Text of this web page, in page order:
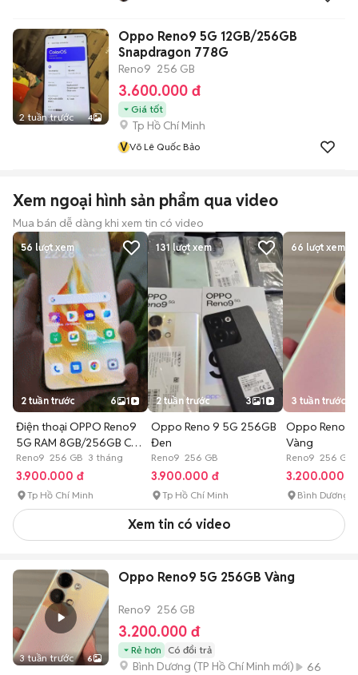
2 tuần trước 4
Oppo Reno9 5G 12GB/256GB
Snapdragon 778G
Reno9 256 GB
3.600.000 đ
Giá tốt
Tp Hồ Chí Minh
VVõ Lê Quốc Bảo
Xem ngoại hình sản phẩm qua video
Mua bán dễ dàng khi xem tin có video
56 lượt xem
2 tuần trước 6 1
Điện thoại OPPO Reno9
5G RAM 8GB/256GB Có
NFC
Reno9 256 GB 3 tháng
3.900.000 đ
Tp Hồ Chí Minh
131 lượt xem
2 tuần trước 3 1
Oppo Reno 9 5G 256GB
Đen
Reno9 256 GB
3.900.000 đ
Tp Hồ Chí Minh
66 lượt xem
3 tuần trước
Oppo Reno9
Vàng
Reno9 256 GB
3.200.000 đ
Bình Dương
Xem tin có video
3 tuần trước 6
Oppo Reno9 5G 256GB Vàng
Reno9 256 GB
3.200.000 đ
Rẻ hơn Có đổi trả
Bình Dương (TP Hồ Chí Minh mới) 66